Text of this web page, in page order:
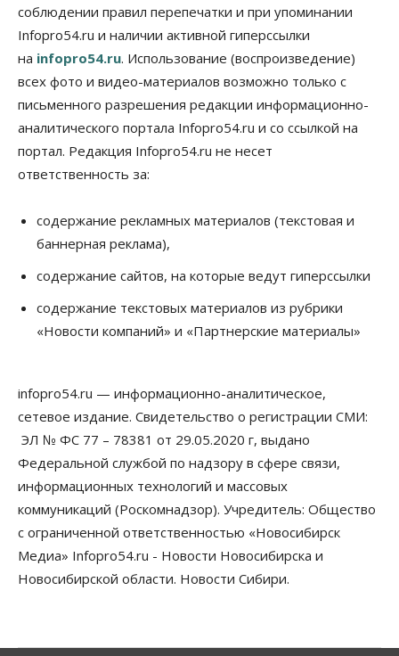
Бизнес Общество
Новосибирцы стали реже оформлять
дома по упрощенной схеме
07 Августа 2026, 16:00
Общество Право&Порядок
Роспотребнадзор изъял почти полторы тонны
мяса в Новосибирской области
Расходы новосибирцев на спорт выросли на 40%
за полгода
07 Августа 2026, 14:35
07 Августа 2026, 14:00
07 Августа 2026, 13:55
Авто Общество
Треть автовладельцев в Новосибирской области
«поставили машины на прикол»
07 Августа 2026, 13:00
Власть
Школы, библиотеки, пешеходные тротуары:
депутаты Госдумы контролируют работы на
социальных объектах
07 Августа 2026, 12:35
Синоптики рассказали о погоде в Новосибирске
соблюдении правил перепечатки и при упоминании
Infopro54.ru и наличии активной гиперссылки
на infopro54.ru. Использование (воспроизведение)
всех фото и видео-материалов возможно только с
письменного разрешения редакции информационно-
аналитического портала Infopro54.ru и со ссылкой на
портал. Редакция Infopro54.ru не несет
ответственность за:
содержание рекламных материалов (текстовая и
баннерная реклама),
содержание сайтов, на которые ведут гиперссылки
содержание текстовых материалов из рубрики
«Новости компаний» и «Партнерские материалы»
infopro54.ru — информационно-аналитическое,
сетевое издание. Свидетельство о регистрации СМИ:
ЭЛ № ФС 77 – 78381 от 29.05.2020 г, выдано
Федеральной службой по надзору в сфере связи,
информационных технологий и массовых
коммуникаций (Роскомнадзор). Учредитель: Общество
с ограниченной ответственностью «Новосибирск
Медиа» Infopro54.ru - Новости Новосибирска и
Новосибирской области. Новости Сибири.